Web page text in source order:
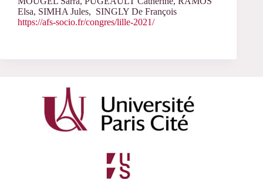
Elsa, SIMHA Jules, SINGLY De François
https://afs-socio.fr/congres/lille-2021/